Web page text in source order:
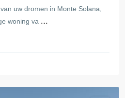
uw dromen in Monte Solana,
woning va ...